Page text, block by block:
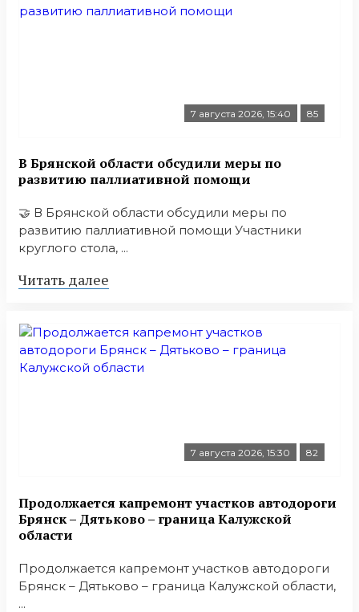
7 августа 2026, 15:40 85
В Брянской области обсудили меры по
развитию паллиативной помощи
🤝 В Брянской области обсудили меры по
развитию паллиативной помощи Участники
круглого стола, ...
Читать далее
7 августа 2026, 15:30 82
Продолжается капремонт участков автодороги
Брянск – Дятьково – граница Калужской
области
Продолжается капремонт участков автодороги
Брянск – Дятьково – граница Калужской области,
...